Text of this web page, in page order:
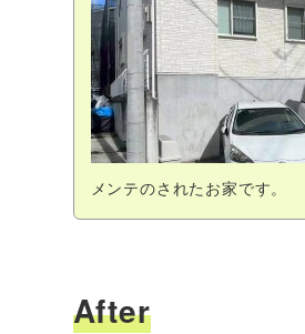
メンテのされたお家です。
After